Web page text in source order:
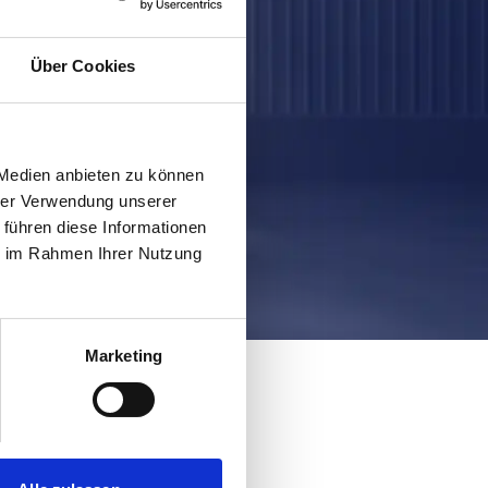
Über Cookies
anbieten zu können
Verwendung unserer
diese Informationen
Rahmen Ihrer Nutzung
Marketing